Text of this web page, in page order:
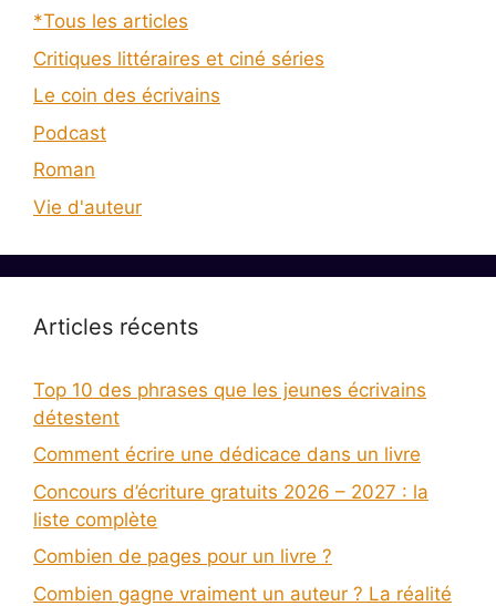
*Tous les articles
Critiques littéraires et ciné séries
Le coin des écrivains
Podcast
Roman
Vie d'auteur
Articles récents
Top 10 des phrases que les jeunes écrivains
détestent
Comment écrire une dédicace dans un livre
Concours d’écriture gratuits 2026 – 2027 : la
liste complète
Combien de pages pour un livre ?
Combien gagne vraiment un auteur ? La réalité